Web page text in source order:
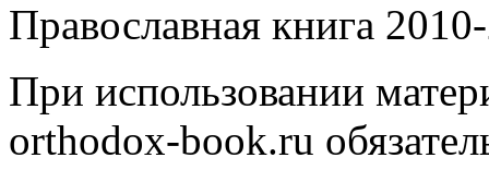
Православная книга
При использовании
orthodox-book.ru